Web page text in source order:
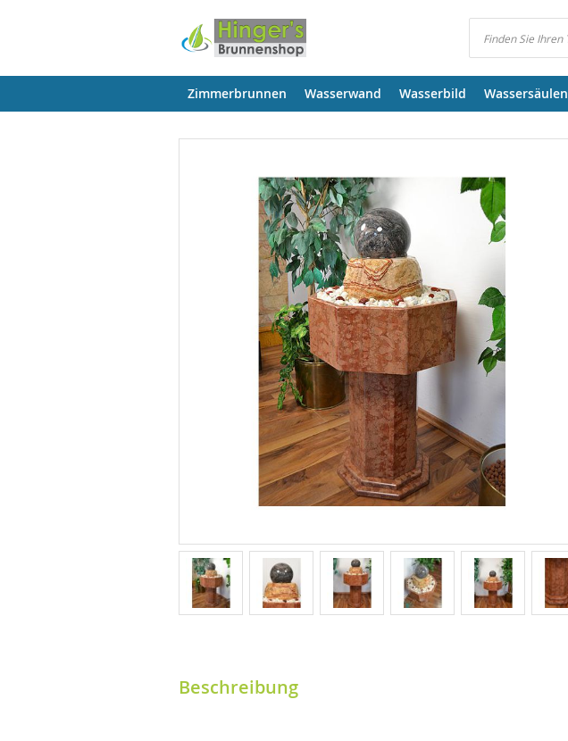
Suchen
Zimmerbrunnen Wasserwand Wasserbild Wassersäulen
Beschreibung